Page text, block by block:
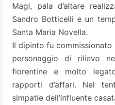
Magi, pala d’altare
Sandro Botticelli e un
Santa Maria Novella.
Il dipinto fu commissionato
personaggio di rilievo
fiorentine e molto
rapporti d’affari. Nel
simpatie dell’influente